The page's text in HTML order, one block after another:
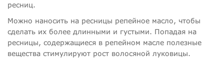
ресниц.
Можно наносить на ресницы репейное масло, чтобы
сделать их более длинными и густыми. Попадая на
ресницы, содержащиеся в репейном масле полезные
вещества стимулируют рост волосяной луковицы.